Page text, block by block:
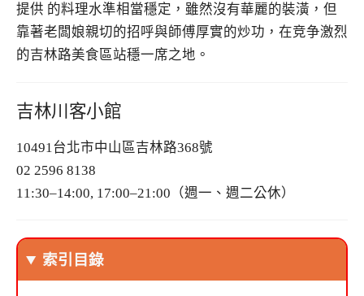
提供 的料理水準相當穩定，雖然沒有華麗的裝潢，但
靠著老闆娘親切的招呼與師傅厚實的炒功，在竞争激烈
的吉林路美食區站穩一席之地。
吉林川客小館
10491台北市中山區吉林路368號
02 2596 8138
11:30–14:00, 17:00–21:00（週一、週二公休）
索引目錄